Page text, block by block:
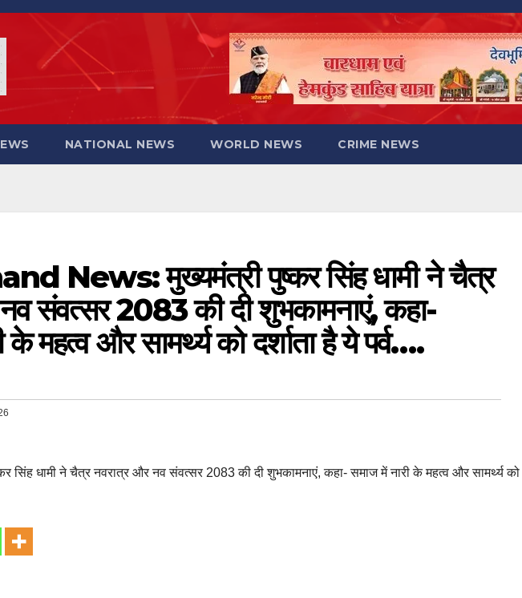
NATIONAL NEWS WORLD NEWS CRIME NEWS
News: मुख्यमंत्री पुष्कर सिंह धामी ने चैत्र
संवत्सर 2083 की दी शुभकामनाएं, कहा-
महत्व और सामर्थ्य को दर्शाता है ये पर्व….